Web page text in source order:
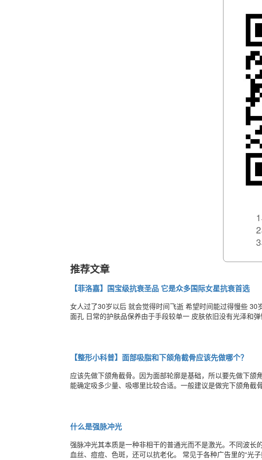
推荐文章
【菲洛嘉】国宝级抗衰圣品 它是众多国际女星抗衰首选
女人过了30岁以后 就会觉得时间飞逝 希望时间能过得慢些
面孔 日常的护肤品保养由于手段较单一 皮肤依旧没有光泽和弹性 那如何才能拥有逆龄美肌? 丨法国抗衰圣品——菲洛嘉
【整形小科普】面部吸脂和下颌角截骨应该先做哪个？
应该先做下颌角截骨。因为面部轮廓是基础，所以要先做下
能确定吸多少量、吸哪里比较合适。一般建议是做完下颌角截
什么是强脉冲光
强脉冲光其本质是一种非相干的普通光而不是激光。不同波
血丝、痘痘、色斑，还可以抗老化。 常见于各种广告里的“光子